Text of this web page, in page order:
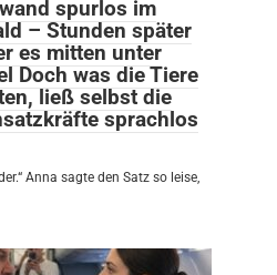
spurlos im
– Stunden später
es mitten unter
Doch was die Tiere
ließ selbst die
sprachlos
Anna sagte den Satz so leise,